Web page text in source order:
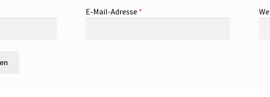
E-Mail-Adresse *